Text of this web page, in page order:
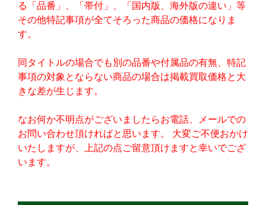
る「品番」、「帯付」、「国内版、海外版の違い」等
その他特記事項が全てそろった商品の価格になりま
す。
同タイトルの場合でも別の品番や付属品の有無、特記
事項の対象とならない商品の場合は掲載買取価格と大
きな差が生じます。
なお何か不明点がございましたらお電話、メールでの
お問い合わせ頂ければと思います。 大変ご不便おかけ
いたしますが、上記の点ご留意頂けますと幸いでござ
います。